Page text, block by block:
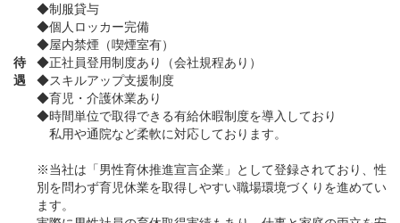
待
遇
◆制服貸与
◆個人ロッカー完備
◆屋内禁煙（喫煙室有）
◆正社員登用制度あり（会社規程あり）
◆スキルアップ支援制度
◆育児・介護休業あり
◆時間単位で取得できる有給休暇制度を導入しており
私用や通院など柔軟に対応しております。
※当社は「男性育休推進宣言企業」として登録されており、性
別を問わず育児休業を取得しやすい職場環境づくりを進めてい
ます。